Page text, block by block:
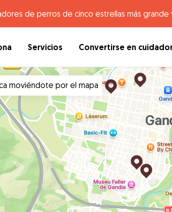
de perros de cinco estrellas más
Servicios Convertirse en
moviéndote por el mapa